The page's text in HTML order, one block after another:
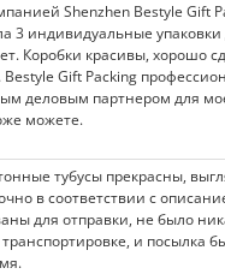
Shenzhen Bestyle Gift
3 индивидуальные
Коробки красивы, хорошо
Gift Packing
деловым партнером для
можете.
тубусы прекрасны,
в соответствии с
для отправки, не было
и посылка